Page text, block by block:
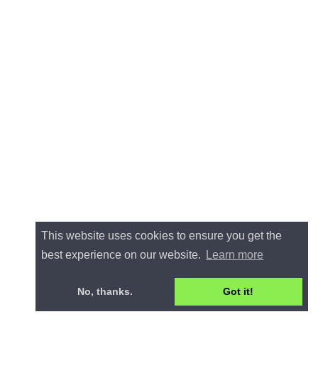
This website uses cookies to ensure you get the
best experience on our website.
Learn more
No, thanks. Got it!